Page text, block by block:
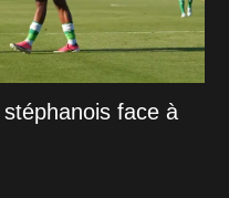
face à